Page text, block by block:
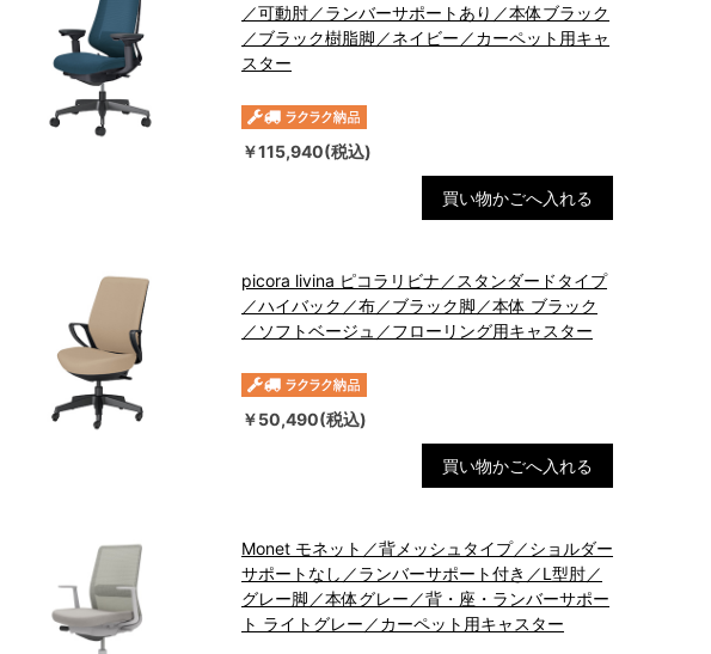
／可動肘／ランバーサポートあり／本体ブラック
／ブラック樹脂脚／ネイビー／カーペット用キャ
スター
￥115,940(税込)
買い物かごへ入れる
picora livina ピコラリビナ／スタンダードタイプ
／ハイバック／布／ブラック脚／本体 ブラック
／ソフトベージュ／フローリング用キャスター
￥50,490(税込)
買い物かごへ入れる
Monet モネット／背メッシュタイプ／ショルダー
サポートなし／ランバーサポート付き／L型肘／
グレー脚／本体グレー／背・座・ランバーサポー
ト ライトグレー／カーペット用キャスター